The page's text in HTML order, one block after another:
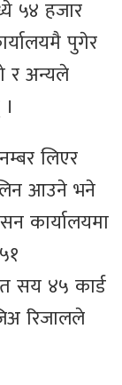
५४ हजार
पुगेर
र अन्यले
लिएर
आउने भने
कार्यालयमा
सय ४५ कार्ड
रिजालले